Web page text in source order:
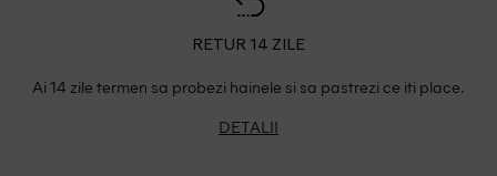
RETUR 14 ZILE
Ai 14 zile termen sa probezi hainele si sa pastrezi ce iti place.
DETALII